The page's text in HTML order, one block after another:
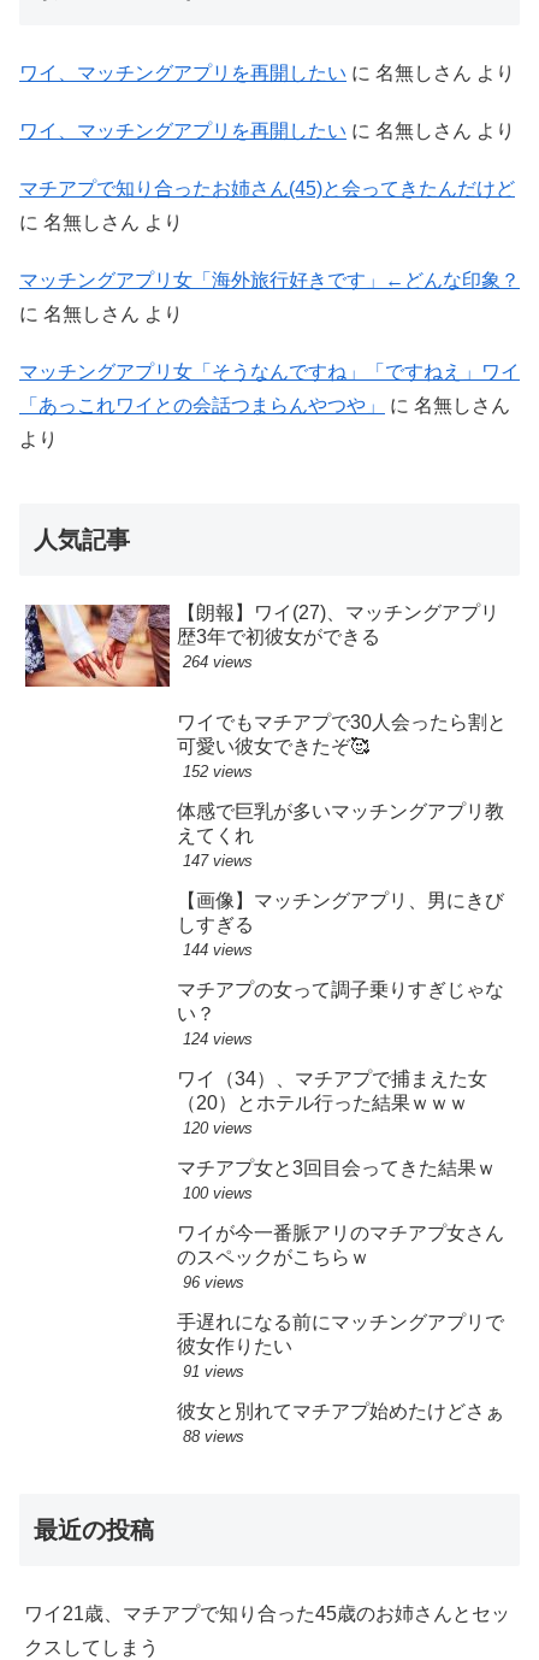
ワイ、マッチングアプリを再開したい に 名無しさん より
ワイ、マッチングアプリを再開したい に 名無しさん より
マチアプで知り合ったお姉さん(45)と会ってきたんだけど
に 名無しさん より
マッチングアプリ女「海外旅行好きです」←どんな印象？
に 名無しさん より
マッチングアプリ女「そうなんですね」「ですねえ」ワイ
「あっこれワイとの会話つまらんやつや」
に 名無しさん
より
人気記事
【朗報】ワイ(27)、マッチングアプリ
歴3年で初彼女ができる
264 views
ワイでもマチアプで30人会ったら割と
可愛い彼女できたぞ🥰
152 views
体感で巨乳が多いマッチングアプリ教
えてくれ
147 views
【画像】マッチングアプリ、男にきび
しすぎる
144 views
マチアプの女って調子乗りすぎじゃな
い？
124 views
ワイ（34）、マチアプで捕まえた女
（20）とホテル行った結果ｗｗｗ
120 views
マチアプ女と3回目会ってきた結果ｗ
100 views
ワイが今一番脈アリのマチアプ女さん
のスペックがこちらｗ
96 views
手遅れになる前にマッチングアプリで
彼女作りたい
91 views
彼女と別れてマチアプ始めたけどさぁ
88 views
最近の投稿
ワイ21歳、マチアプで知り合った45歳のお姉さんとセッ
クスしてしまう